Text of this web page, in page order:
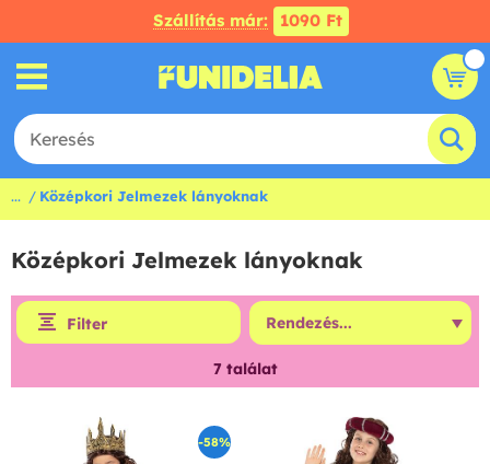
Szállítás már: 1090 Ft
... Középkori Jelmezek lányoknak
Középkori Jelmezek lányoknak
Filter
7 találat
-58%